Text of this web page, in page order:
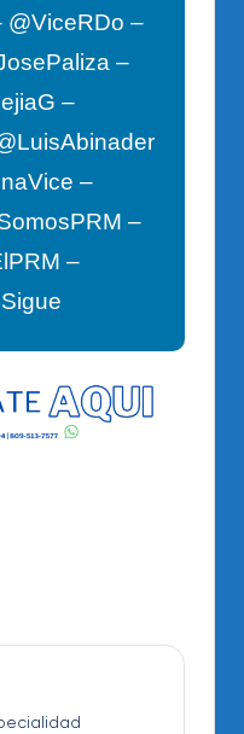
@ViceRDo –
–
–
–
–
–